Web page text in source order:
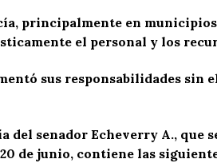
principalmente en
el personal y los
sus responsabilidades sin
del senador Echeverry A., que
de junio, contiene las